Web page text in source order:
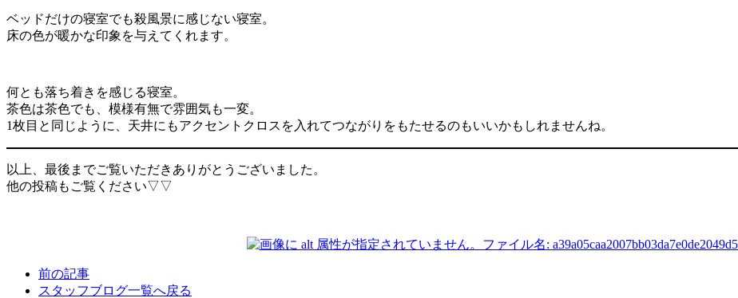
ベッドだけの寝室でも殺風景に感じない寝室。
床の色が暖かな印象を与えてくれます。
何とも落ち着きを感じる寝室。
茶色は茶色でも、模様有無で雰囲気も一変。
1枚目と同じように、天井にもアクセントクロスを入れてつながりをもたせるのもいいかもしれませんね。
以上、最後までご覧いただきありがとうございました。
他の投稿もご覧ください▽▽
前の記事
スタッフブログ一覧へ戻る